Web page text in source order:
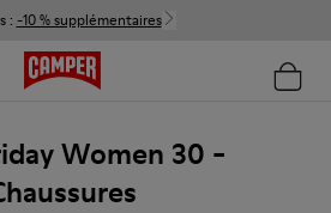
: -10 % supplémentaires
Women 30 -